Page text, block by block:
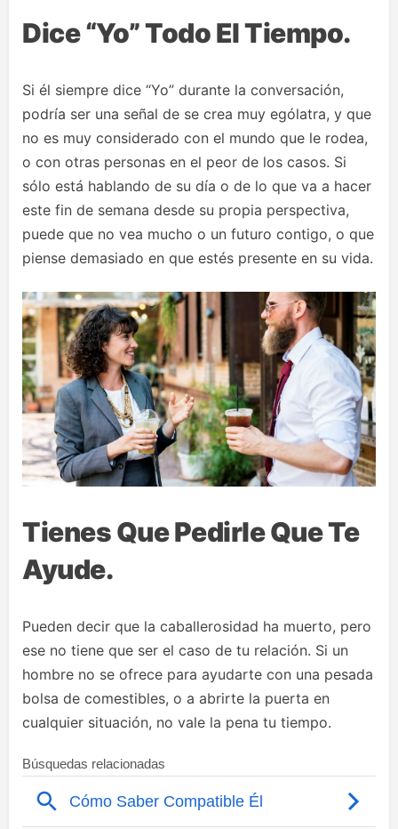
Dice “Yo” Todo El Tiempo.
Si él siempre dice “Yo” durante la conversación,
podría ser una señal de se crea muy ególatra, y que
no es muy considerado con el mundo que le rodea,
o con otras personas en el peor de los casos. Si
sólo está hablando de su día o de lo que va a hacer
este fin de semana desde su propia perspectiva,
puede que no vea mucho o un futuro contigo, o que
piense demasiado en que estés presente en su vida.
Tienes Que Pedirle Que Te
Ayude.
Pueden decir que la caballerosidad ha muerto, pero
ese no tiene que ser el caso de tu relación. Si un
hombre no se ofrece para ayudarte con una pesada
bolsa de comestibles, o a abrirte la puerta en
cualquier situación, no vale la pena tu tiempo.